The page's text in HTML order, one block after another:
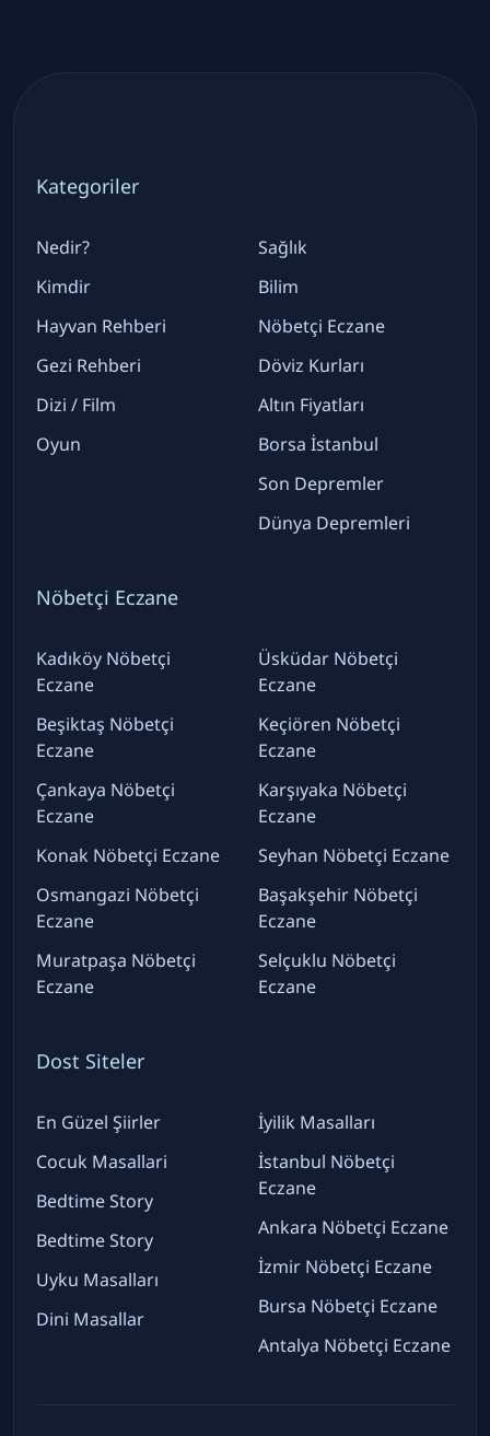
Kategoriler
Nedir?
Kimdir
Hayvan Rehberi
Gezi Rehberi
Dizi / Film
Oyun
Sağlık
Bilim
Nöbetçi Eczane
Döviz Kurları
Altın Fiyatları
Borsa İstanbul
Son Depremler
Dünya Depremleri
Nöbetçi Eczane
Kadıköy Nöbetçi
Eczane
Beşiktaş Nöbetçi
Eczane
Çankaya Nöbetçi
Eczane
Konak Nöbetçi Eczane
Osmangazi Nöbetçi
Eczane
Muratpaşa Nöbetçi
Eczane
Üsküdar Nöbetçi
Eczane
Keçiören Nöbetçi
Eczane
Karşıyaka Nöbetçi
Eczane
Seyhan Nöbetçi Eczane
Başakşehir Nöbetçi
Eczane
Selçuklu Nöbetçi
Eczane
Dost Siteler
En Güzel Şiirler
Cocuk Masallari
Bedtime Story
Bedtime Story
Uyku Masalları
Dini Masallar
İyilik Masalları
İstanbul Nöbetçi
Eczane
Ankara Nöbetçi Eczane
İzmir Nöbetçi Eczane
Bursa Nöbetçi Eczane
Antalya Nöbetçi Eczane